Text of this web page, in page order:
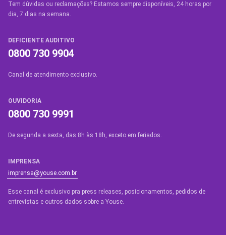
Tem dúvidas ou reclamações? Estamos sempre disponíveis, 24 horas por
dia, 7 dias na semana.
DEFICIENTE AUDITIVO
0800 730 9904
Canal de atendimento exclusivo.
OUVIDORIA
0800 730 9991
De segunda a sexta, das 8h às 18h, exceto em feriados.
IMPRENSA
imprensa@youse.com.br
Esse canal é exclusivo pra press releases, posicionamentos, pedidos de
entrevistas e outros dados sobre a Youse.​